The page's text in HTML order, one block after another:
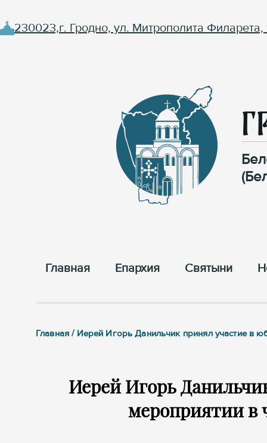
230023,г. Гродно, ул. Митрополита Филарета,
Главная Епархия Cвятыни
Главная / Иерей Игорь Данильчик принял участие в
Иерей Игорь
мероприятии в